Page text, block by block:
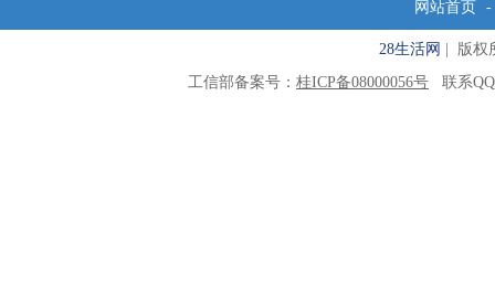
网站首页 -
28生活网
| 版权
工信部备案号： 桂ICP备08000056号 联系